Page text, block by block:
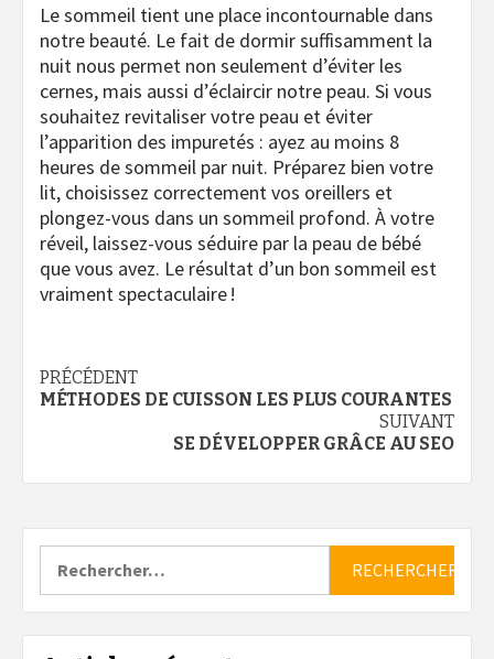
Le sommeil tient une place incontournable dans
notre beauté. Le fait de dormir suffisamment la
nuit nous permet non seulement d’éviter les
cernes, mais aussi d’éclaircir notre peau. Si vous
souhaitez revitaliser votre peau et éviter
l’apparition des impuretés : ayez au moins 8
heures de sommeil par nuit. Préparez bien votre
lit, choisissez correctement vos oreillers et
plongez-vous dans un sommeil profond. À votre
réveil, laissez-vous séduire par la peau de bébé
que vous avez. Le résultat d’un bon sommeil est
vraiment spectaculaire !
Navigation
PRÉCÉDENT
MÉTHODES DE CUISSON LES PLUS COURANTES
SUIVANT
SE DÉVELOPPER GRÂCE AU SEO